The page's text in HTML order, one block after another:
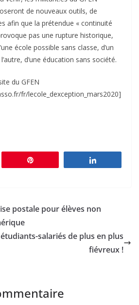
de nouveaux outils, de
afin que la prétendue « continuité
pas une rupture historique,
école possible sans classe, d’un
d’une éducation sans société.
du GFEN
fr/lecole_dexception_mars2020]
postale pour élèves non
salariés de plus en plus
fiévreux !